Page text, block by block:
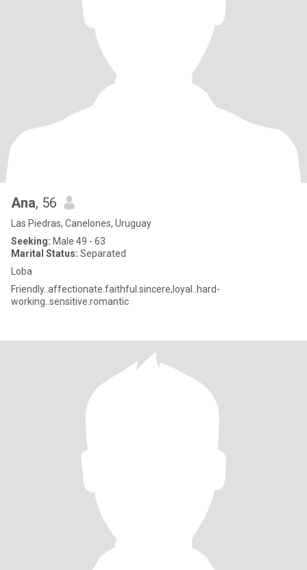
Ana, 56
Las Piedras, Canelones, Uruguay
Seeking: Male 49 - 63
Marital Status: Separated
Loba
Friendly..affectionate.faithful.sincere,loyal..hard-
working..sensitive.romantic